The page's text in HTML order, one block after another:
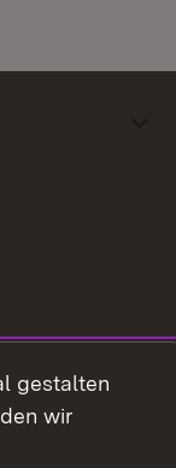
gestalten
wir